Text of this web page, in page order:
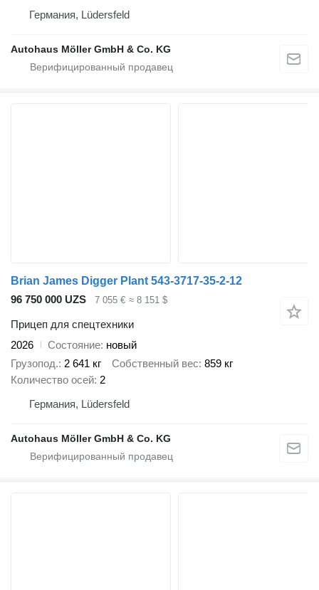
Германия, Lüdersfeld
Autohaus Möller GmbH & Co. KG
Brian James Digger Plant 543-3717-35-2-12
96 750 000 UZS
7 055 € ≈ 8 151 $
Прицеп для спецтехники
2026
Состояние новый
Грузопод. 2 641 кг Собственный вес 859 кг
Количество осей 2
Германия, Lüdersfeld
Autohaus Möller GmbH & Co. KG